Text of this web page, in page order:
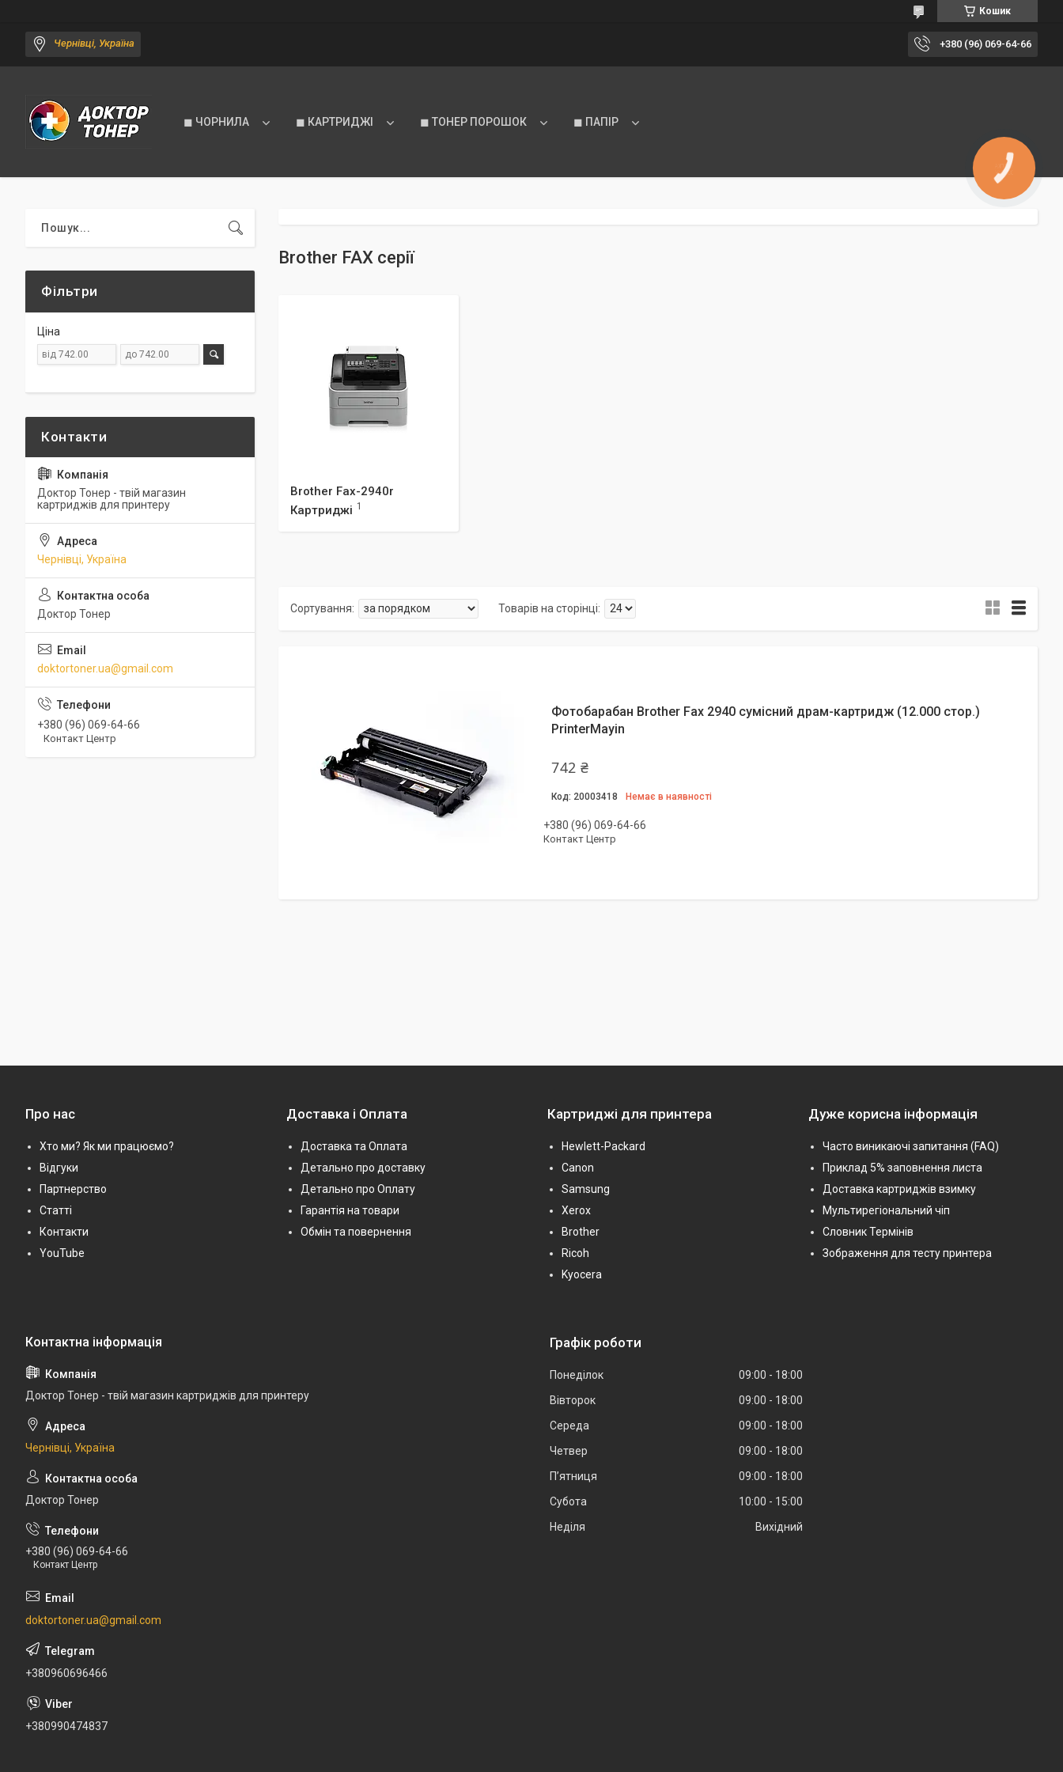
Кошик
Чернівці, Україна +380 (96) 069-64-66
◼ ЧОРНИЛА ◼ КАРТРИДЖІ ◼ ТОНЕР ПОРОШОК ◼ ПАПІР
Brother FAX серії
Brother Fax-2940r
Картриджі 1
Фотобарабан Brother Fax 2940 сумісний драм-картридж (12.000 стор.)
PrinterMayin
742 ₴
20003418 Немає в наявності
+380 (96) 069-64-66
Контакт Центр
Фільтри
Ціна
Доктор Тонер - твій магазин
картриджів для принтеру
Чернівці, Україна
Доктор Тонер
doktortoner.ua@gmail.com
+380 (96) 069-64-66
Контакт Центр
Про нас
Хто ми? Як ми працюємо?
Відгуки
Партнерство
Статті
Контакти
YouTube
Доставка і Оплата
Доставка та Оплата
Детально про доставку
Детально про Оплату
Гарантія на товари
Обмін та повернення
Картриджі для принтера
Hewlett-Packard
Canon
Samsung
Xerox
Brother
Ricoh
Kyocera
Дуже корисна інформація
Часто виникаючі запитання (FAQ)
Приклад 5% заповнення листа
Доставка картриджів взимку
Мультирегіональний чіп
Словник Термінів
Зображення для тесту принтера
Доктор Тонер - твій магазин картриджів для принтеру
Чернівці, Україна
Доктор Тонер
+380 (96) 069-64-66
Контакт Центр
doktortoner.ua@gmail.com
+380960696466
+380990474837
Графік роботи
Понеділок 09:00
18:00
Вівторок
09:00
18:00
Середа
09:00
18:00
Четвер
09:00
18:00
Пʼятниця
09:00
18:00
Субота
10:00
15:00
Неділя
Вихідний
КНОПКА
ЗВ'ЯЗКУ